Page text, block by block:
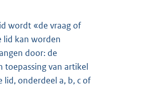
wordt «de vraag of
lid kan worden
door: de
toepassing van artikel
lid, onderdeel a, b, c of